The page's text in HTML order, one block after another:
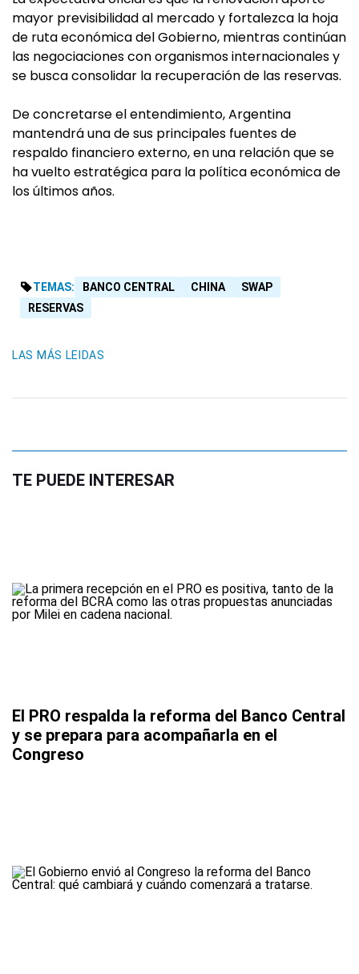
mayor previsibilidad al mercado y fortalezca la hoja
de ruta económica del Gobierno, mientras continúan
las negociaciones con organismos internacionales y
se busca consolidar la recuperación de las reservas.
De concretarse el entendimiento, Argentina
mantendrá una de sus principales fuentes de
respaldo financiero externo, en una relación que se
ha vuelto estratégica para la política económica de
los últimos años.
TEMAS: BANCO CENTRAL CHINA
SWAP
RESERVAS
LAS MÁS LEIDAS
TE PUEDE INTERESAR
El PRO respalda la reforma del Banco Central
y se prepara para acompañarla en el
Congreso